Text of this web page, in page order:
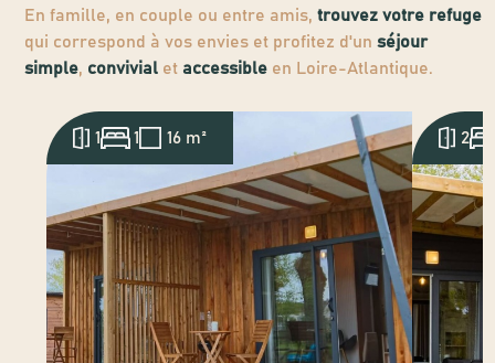
En famille, en couple ou entre amis,trouvez votre refuge
qui correspond à vos envies et profitez d'unséjour
simple, convivial et accessible en Loire-Atlantique.
1 1 16 m² 2